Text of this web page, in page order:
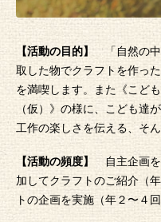
【活動の目的】
「自然の中
取した物でクラフトを作っ
を満喫します。また《こど
（仮）》の様に、こども達
工作の楽しさを伝える、そ
【活動の頻度】
自主企画を
加してクラフトのご紹介（
トの企画を実施（年２〜４回